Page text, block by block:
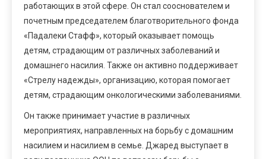
работающих в этой сфере. Он стал сооснователем и
почетным председателем благотворительного фонда
«Падалеки Стафф», который оказывает помощь
детям, страдающим от различных заболеваний и
домашнего насилия. Также он активно поддерживает
«Стрелу надежды», организацию, которая помогает
детям, страдающим онкологическими заболеваниями.
Он также принимает участие в различных
мероприятиях, направленных на борьбу с домашним
насилием и насилием в семье. Джаред выступает в